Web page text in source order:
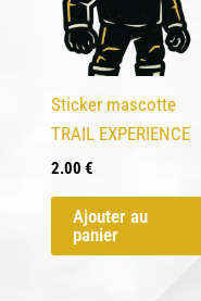
Sticker mascotte
TRAIL EXPERIENCE
2.00 €
Ajouter au
panier